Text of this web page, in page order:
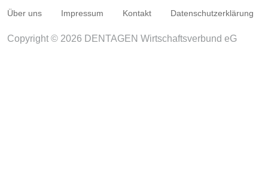
Über uns Impressum Kontakt Datenschutzerklärung
Copyright © 2026 DENTAGEN Wirtschaftsverbund eG